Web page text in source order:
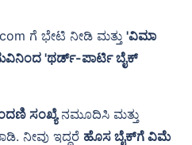
ಗೆ ಭೇಟಿ ನೀಡಿ ಮತ್ತು 'ವಿಮಾ
'ಥರ್ಡ್-ಪಾರ್ಟಿ ಬೈಕ್
ಸಂಖ್ಯೆನಮೂದಿಸಿ ಮತ್ತು
ನೀವು ಇದ್ದರೆ ಹೊಸ ಬೈಕ್‌ಗೆ ವಿಮೆ